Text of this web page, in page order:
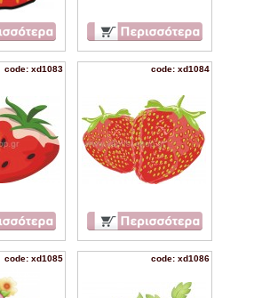
code: xd1083 code: xd1084
code: xd1085 code: xd1086